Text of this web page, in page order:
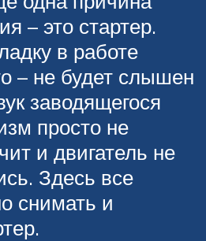
– это стартер.
в работе
– не будет слышен
заводящегося
просто не
и двигатель не
Здесь все
снимать и